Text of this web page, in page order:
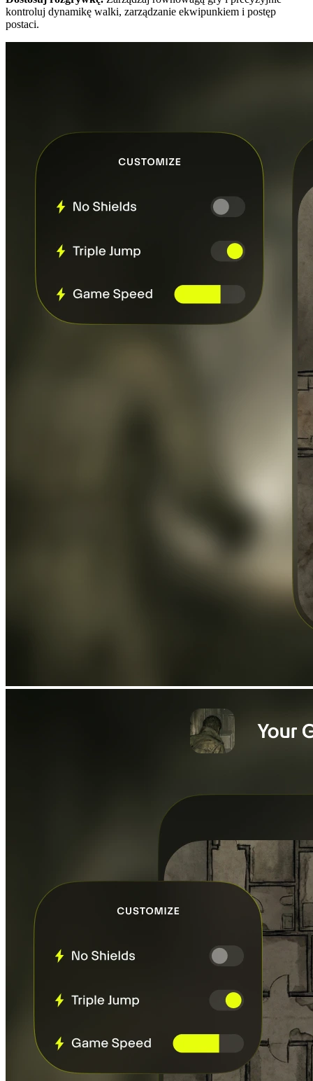
kontroluj dynamikę walki, zarządzanie ekwipunkiem i postęp
postaci.